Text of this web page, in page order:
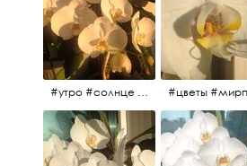
#утро #солнце #белыеночи2017 #санктпетербург #цветы #седьмойпошёл